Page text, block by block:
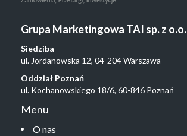
Grupa Marketingowa TAI sp. z o.o.
Siedziba
ul. Jordanowska 12, 04-204 Warszawa
Oddział Poznań
ul. Kochanowskiego 18/6, 60-846 Poznań
Menu
O nas